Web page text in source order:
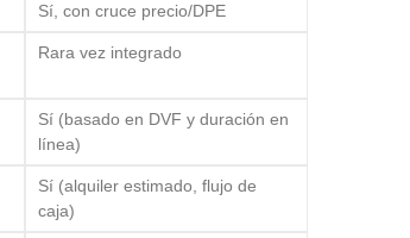
Sí, con cruce precio/DPE
Rara vez integrado
Sí (basado en DVF y duración en
línea)
Sí (alquiler estimado, flujo de
caja)